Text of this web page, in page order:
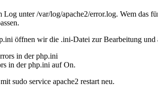
Log unter/var/log/apache2/error.log. Wem das
öffnen wir die .ini-Datei zur Bearbeitung und
in der php.ini auf On.
sudo service apache2 restart neu.